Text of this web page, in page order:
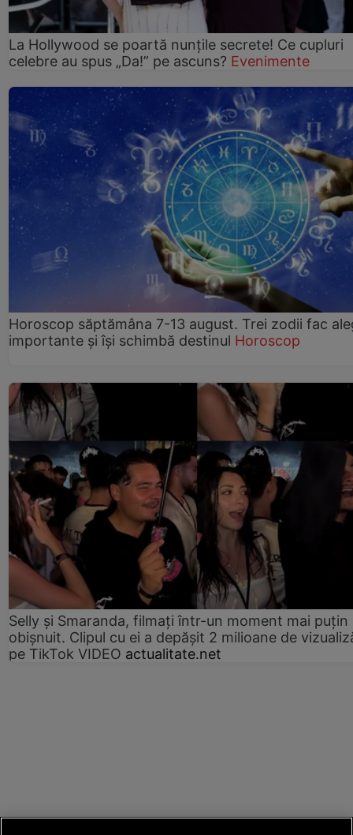
La Hollywood se poartă nunțile secrete! Ce cupluri
celebre au spus „Da!” pe ascuns? Evenimente
Horoscop săptămâna 7-13 august. Trei zodii fac
importante și își schimbă destinul Horoscop
Selly și Smaranda, filmați într-un moment mai puțin
obișnuit. Clipul cu ei a depășit 2 milioane de
pe TikTok VIDEO actualitate.net